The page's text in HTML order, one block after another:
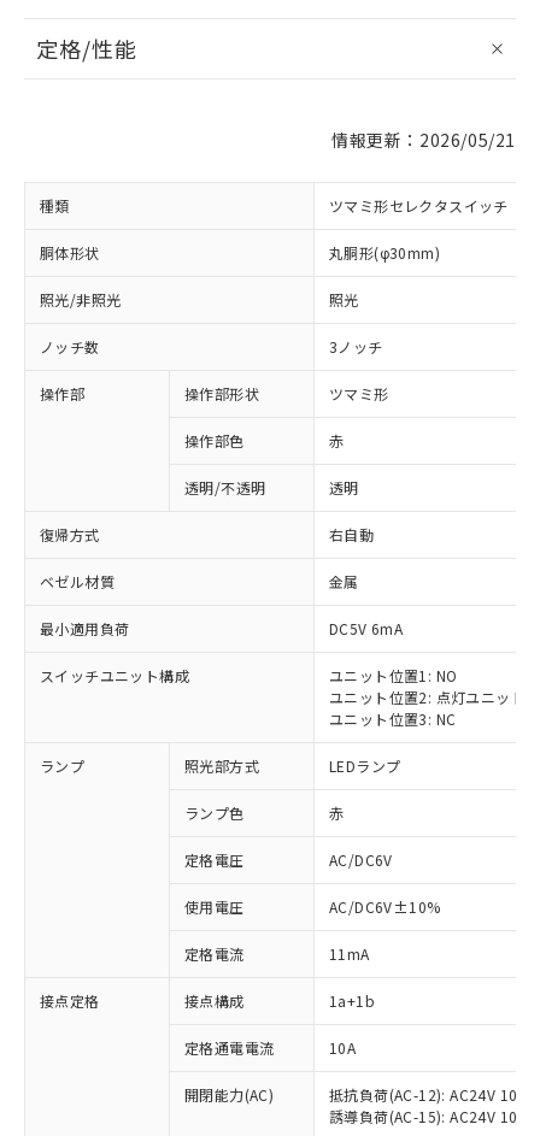
定格/性能
情報更新：2026/05/21
種類 ツマミ形セレクタスイッチ
胴体形状 丸胴形(φ30mm)
照光/非照光 照光
ノッチ数 3ノッチ
操作部 操作部形状 ツマミ形
操作部色 赤
透明/不透明 透明
復帰方式 右自動
ベゼル材質 金属
最小適用負荷 DC5V 6mA
スイッチユニット構成
ユニット位置1: NO
ユニット位置2: 点灯ユニット
ユニット位置3: NC
ランプ 照光部方式 LEDランプ
ランプ色 赤
定格電圧 AC/DC6V
使用電圧 AC/DC6V±10%
定格電流 11mA
接点定格 接点構成 1a+1b
定格通電電流 10A
開閉能力(AC)
抵抗負荷(AC-12): AC24V 10A/
誘導負荷(AC-15): AC24V
ご利用条件
ご利用ください。
非含有に対応した製品が提供可能な商品で
有に対応した製品に切り替える予定のある
対応予定なし：EU RoHS指令（10物質）の
非含有に非対応の商品で、対応品を出す予
定はありません。
調査・確認中：EU RoHS指令（10物質）の